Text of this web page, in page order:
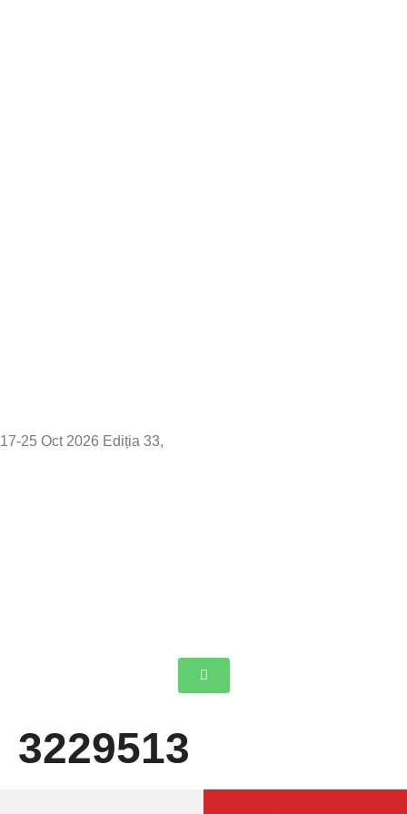
17-25 Oct 2026 Ediția 33,
3229513